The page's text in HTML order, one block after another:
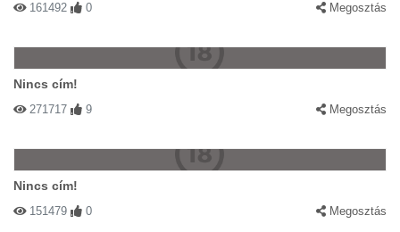
161492 0 Megosztás
Nincs cím!
271717 9 Megosztás
Nincs cím!
151479 0 Megosztás